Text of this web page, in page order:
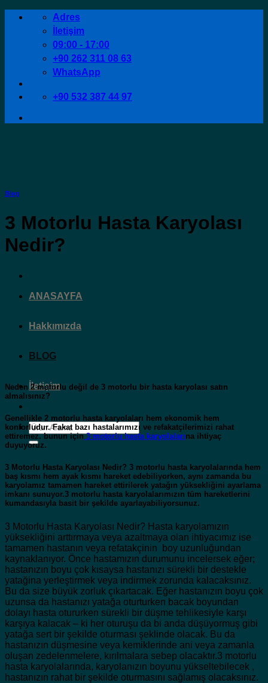
İçeriğe
Adres
İletişim
09:00 - 17:00
+90 262 311 08 63
WhatsApp
+90 532 387 44 97
ANASAYFA
Hakkımızda
BLOG
İletişim
Ara:
Blog
3 Motorlu Hasta Karyolası
Nedir?
Neden 2 motorlu değil de 3 motorlu bir hasta karyolası satın
almalısınız?
Genellikle 2 motorlu hasta karyolaları hem ekonomik hem
konforludur. Fakat bazı hastalarımızı ve refakatçilerimizi rahat
ettiremez. bunun için3 motorlu hasta karyolalarına ihtiyaç
duyuyoruz.
3 Motorlu Hasta Karyolası Nedir? 3 motorlu hasta karyolalarında hem
baş kısmı hem ayak kısmı hareket edebiliyorken, aynı zamanda bu
karyolamız tamamen hareket ettirilerek yatağın yüksekliğini ayarlama
imkanı sunuyor.3 motorlu hasta karyolalarımızın tüm hareketlerini
kumandasıyla basit bir şekilde ayarlayabiliyorsunuz.
3 Motorlu Hasta Karyolası Nedir? Hasta karyolamızın
yüksekliğini arttırmaya veya azaltmaya olan ihtiyacımız ise
tamamen hastanın veya refatakçinin boy uzunluğundan
kaynaklanıyor. Önce hastamızın durumunu incelersek eğer;
hastanızın boyu çok kısaysa hastanızı sürekli bir destekle
yatağina yerleştirmek veya indirmek zorunda kalacaksınız.
Bu da size büyük zorluk çıkartacak. Eğer hastanızın boyu çok
uzunsa da hastanızı yatağa oturturken bacak boyundan
dolayı hasta otururken sürekli bir düşme tehlikesiyle karşı
karşıya kalacak – ki her oturuşu da bi anda düşüyormuş gibi
yatağa sert bir şekilde oturması şeklinde olacak. Bu da
hastanızın düşmesine veya kemiklerinde ani veya zamanla
oluşan zedelenmelere, kırılmalara sebep olacaktır.3 motorlu
hasta karyolalarında, karyolanızın boyunu yükseltebilecek ,
hastanızın rahat bir şekilde oturmasını sağlamış olacaksınız.